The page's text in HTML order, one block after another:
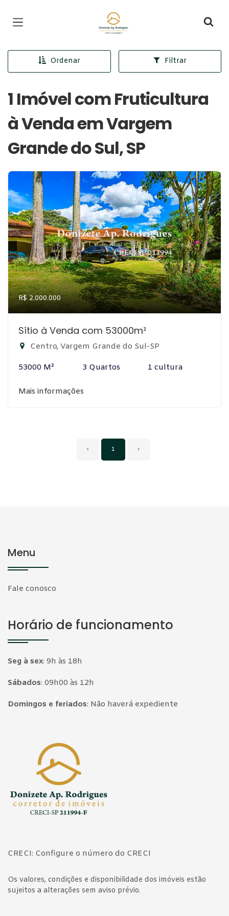
Página inicial
Ordenar Filtrar
1 Imóvel com Fruticultura
à Venda em Vargem
Grande do Sul, SP
R$ 2.000.000
Sítio à Venda com 53000m²
Centro, Vargem Grande do Sul-SP
53000 M² 3 Quartos 1 cultura
Mais informações
‹ 1 ›
Menu
Fale conosco
Horário de funcionamento
Seg à sex: 9h às 18h
Sábados: 09h00 às 12h
Domingos e feriados: Não haverá expediente
CRECI: Configure o número do CRECI
Os valores, condições e disponibilidade dos imóveis estão
sujeitos a alterações sem aviso prévio.